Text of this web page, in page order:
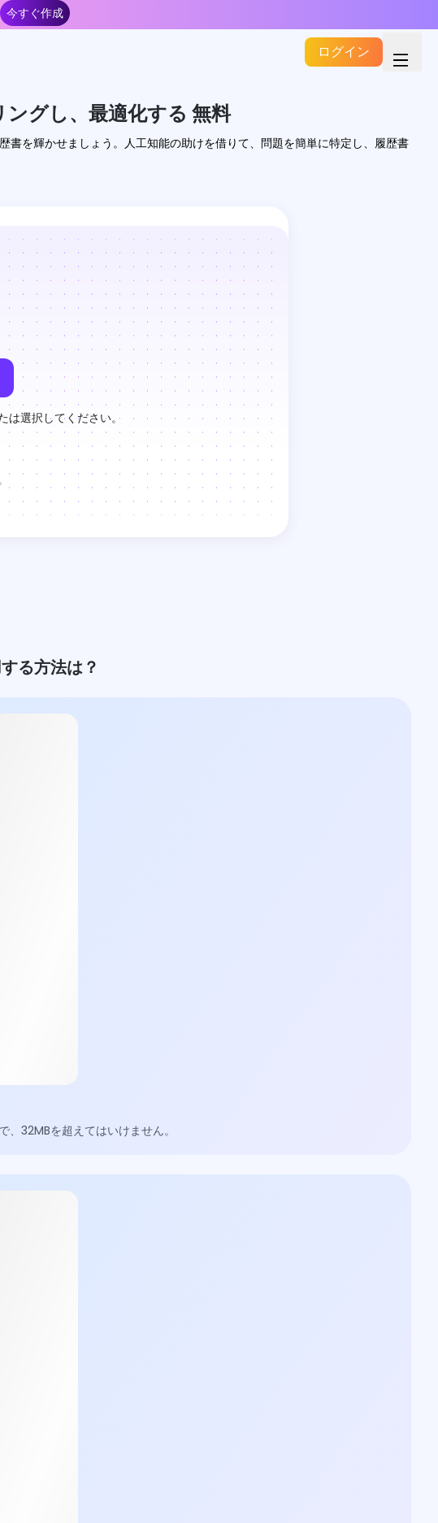
今すぐ作成
ログイン
グし、最適化する 無料
を輝かせましょう。人工知能の助けを借りて、問題を簡単に特定し、履歴書
は選択してください。
る方法は？
32MBを超えてはいけません。